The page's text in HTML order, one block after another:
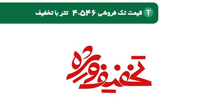
قیمت تک فروشی 4.546 تتر با تخفیف